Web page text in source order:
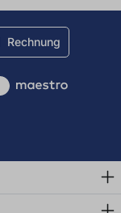
Rechnung